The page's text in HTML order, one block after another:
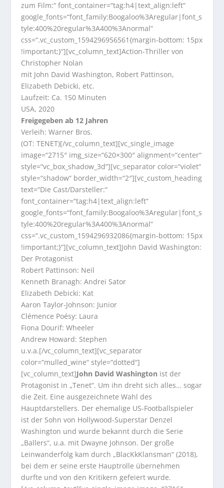
zum Film:“ font_container=“tag:h4|text_align:left“
google_fonts=“font_family:Boogaloo%3Aregular|font_s
tyle:400%20regular%3A400%3Anormal“
css=“.vc_custom_1594296956561{margin-bottom: 15px
!important;}“][vc_column_text]Action-Thriller von
Christopher Nolan
mit John David Washington, Robert Pattinson,
Elizabeth Debicki, etc.
Laufzeit: Ca. 150 Minuten
USA, 2020
Freigegeben ab 12 Jahren
Verleih: Warner Bros.
(OT: TENET)[/vc_column_text][vc_single_image
image=“2715″ img_size=“620×300″ alignment=“center“
style=“vc_box_shadow_3d“][vc_separator color=“violet“
style=“shadow“ border_width=“2″][vc_custom_heading
text=“Die Cast/Darsteller:“
font_container=“tag:h4|text_align:left“
google_fonts=“font_family:Boogaloo%3Aregular|font_s
tyle:400%20regular%3A400%3Anormal“
css=“.vc_custom_1594296932086{margin-bottom: 15px
!important;}“][vc_column_text]John David Washington:
Der Protagonist
Robert Pattinson: Neil
Kenneth Branagh: Andrei Sator
Elizabeth Debicki: Kat
Aaron Taylor-Johnson: Junior
Clémence Poésy: Laura
Fiona Dourif: Wheeler
Andrew Howard: Stephen
u.v.a.[/vc_column_text][vc_separator
color=“mulled_wine“ style=“dotted“]
[vc_column_text]John David Washington ist der
Protagonist in „Tenet“. Um ihn dreht sich alles… sogar
die Zeit. Eine ausgezeichnete Wahl des
Hauptdarstellers. Der ehemalige US-Footballspieler
ist der Sohn von Hollywood-Superstar Denzel
Washington und wurde bekannt durch die Serie
„Ballers“, u.a. mit Dwayne Johnson. Der große
Leinwanderfolg kam durch „BlacKkKlansman“ (2018),
bei dem er seine erste Hauptrolle übernehmen
durfte und von den Kritikern gefeiert wurde.